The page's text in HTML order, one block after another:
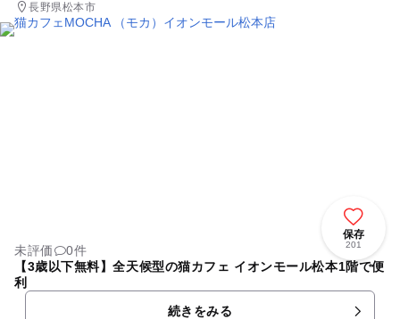
長野県松本市
保存
201
未評価
0件
【3歳以下無料】全天候型の猫カフェ イオンモール松本1階で便
利
続きをみる